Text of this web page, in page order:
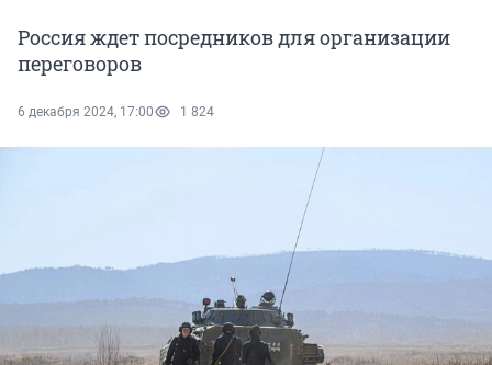
Россия ждет посредников для организации
переговоров
6 декабря 2024, 17:00 1 824